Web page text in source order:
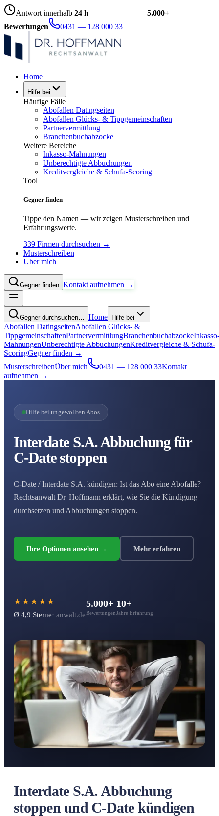
Antwort innerhalb 24 h
5.000+
Bewertungen
0431 — 128 000 33
Home
Hilfe bei
Häufige Fälle
Abofallen Datingseiten
Abofallen Glücks- & Tippgemeinschaften
Partnervermittlung
Branchenbuchabzocke
Weitere Bereiche
Inkasso-Mahnungen
Unberechtigte Abbuchungen
Kreditvergleiche & Schufa-Scoring
Tool
Gegner finden
Tippe den Namen — wir zeigen Musterschreiben und
Erfahrungswerte.
339 Firmen durchsuchen →
Musterschreiben
Über mich
Gegner finden Kontakt aufnehmen →
Gegner durchsuchen… Home Hilfe bei
Abofallen DatingseitenAbofallen Glücks- &
TippgemeinschaftenPartnervermittlungBranchenbuchabzockeInkasso-
MahnungenUnberechtigte AbbuchungenKreditvergleiche & Schufa-
ScoringGegner finden →
MusterschreibenÜber mich 0431 — 128 000 33Kontakt
aufnehmen →
Hilfe bei ungewollten Abos
Interdate S.A. Abbuchung für
C-Date stoppen
C-Date / Interdate S.A. kündigen: Ist das Abo eine Abofalle?
Rechtsanwalt Dr. Hoffmann erklärt, wie Sie die Kündigung
durchsetzen und Abbuchungen stoppen.
Ihre Optionen ansehen → Mehr erfahren
★★★★★
Ø 4,9 Sterne· anwalt.de
5.000+
Bewertungen
10+
Jahre Erfahrung
Interdate S.A. Abbuchung
stoppen und C-Date kündigen